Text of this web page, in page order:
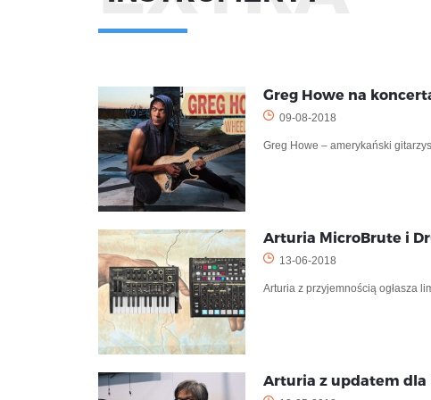
Greg Howe na
09-08-2018
Greg Howe – amerykański
Arturia MicroBrute i
13-06-2018
Arturia z przyjemnością ogłasza
Arturia z updatem dla